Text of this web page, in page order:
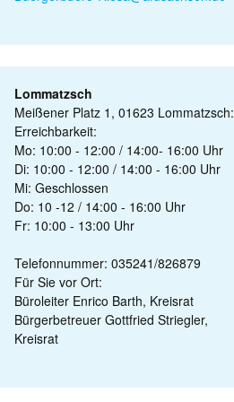
Lommatzsch
Meißener Platz 1, 01623 Lommatzsch:
Erreichbarkeit:
Mo: 10:00 - 12:00 / 14:00- 16:00 Uhr
Di: 10:00 - 12:00 / 14:00 - 16:00 Uhr
Mi: Geschlossen
Do: 10 -12 / 14:00 - 16:00 Uhr
Fr: 10:00 - 13:00 Uhr
Telefonnummer: 035241/826879
Für Sie vor Ort:
Büroleiter Enrico Barth, Kreisrat
Bürgerbetreuer Gottfried Striegler,
Kreisrat